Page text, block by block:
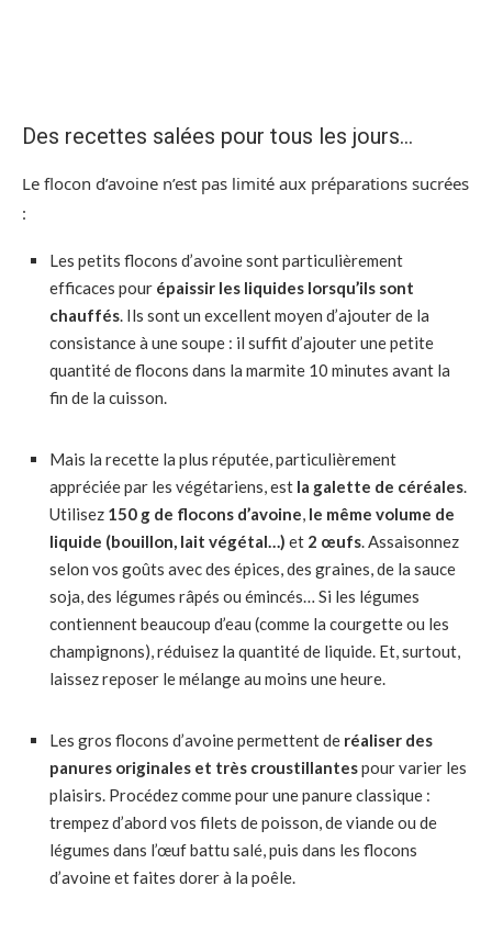
Des recettes salées pour tous les jours…
Le flocon d’avoine n’est pas limité aux préparations sucrées
:
Les petits flocons d’avoine sont particulièrement
efficaces pour épaissir les liquides lorsqu’ils sont
chauffés. Ils sont un excellent moyen d’ajouter de la
consistance à une soupe : il suffit d’ajouter une petite
quantité de flocons dans la marmite 10 minutes avant la
fin de la cuisson.
Mais la recette la plus réputée, particulièrement
appréciée par les végétariens, est la galette de céréales.
Utilisez 150 g de flocons d’avoine, le même volume de
liquide (bouillon, lait végétal…) et 2 œufs. Assaisonnez
selon vos goûts avec des épices, des graines, de la sauce
soja, des légumes râpés ou émincés… Si les légumes
contiennent beaucoup d’eau (comme la courgette ou les
champignons), réduisez la quantité de liquide. Et, surtout,
laissez reposer le mélange au moins une heure.
Les gros flocons d’avoine permettent de réaliser des
panures originales et très croustillantespour varier les
plaisirs. Procédez comme pour une panure classique :
trempez d’abord vos filets de poisson, de viande ou de
légumes dans l’œuf battu salé, puis dans les flocons
d’avoine et faites dorer à la poêle.